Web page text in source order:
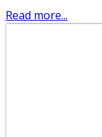
Read more...